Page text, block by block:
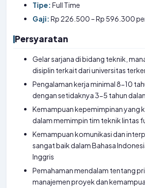
Tipe: Full Time
Gaji: Rp 226.500 – Rp 596.300
Persyaratan
Gelar sarjana di bidang teknik,
disiplin terkait dari universitas
Pengalaman kerja minimal 8-10
dengan setidaknya 3-5 tahun
Kemampuan kepemimpinan yang
dalam memimpin tim teknik lintas
Kemampuan komunikasi dan
sangat baik dalam Bahasa
Inggris
Pemahaman mendalam tentang
manajemen proyek dan